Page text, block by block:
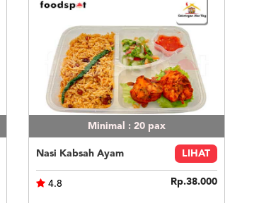
Minimal : 20 pax
Nasi Kabsah Ayam LIHAT
4.8 Rp.38.000